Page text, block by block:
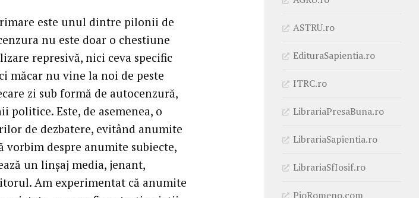
este unul dintre pilonii de
nu este doar o chestiune
represivă, nici ceva specific
măcar nu vine la noi de peste
zi sub formă de autocenzură,
politice. Este, de asemenea, o
de dezbatere, evitând anumite
vorbim despre anumite subiecte,
un linșaj media, jenant,
Am experimentat că anumite
ASTRU.ro
EdituraSapientia.ro
ITRC.ro
LibrariaPresaBuna.ro
LibrariaSapientia.ro
LibrariaSfIosif.ro
PioRomeno.com